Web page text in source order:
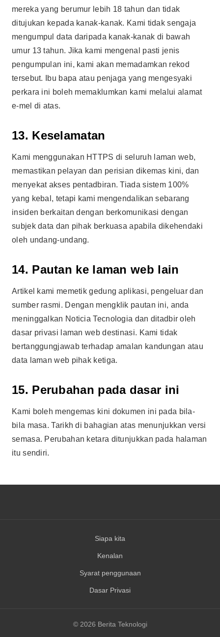
mereka yang berumur lebih 18 tahun dan tidak
ditujukan kepada kanak-kanak. Kami tidak sengaja
mengumpul data daripada kanak-kanak di bawah
umur 13 tahun. Jika kami mengenal pasti jenis
pengumpulan ini, kami akan memadamkan rekod
tersebut. Ibu bapa atau penjaga yang mengesyaki
perkara ini boleh memaklumkan kami melalui alamat
e-mel di atas.
13. Keselamatan
Kami menggunakan HTTPS di seluruh laman web,
memastikan pelayan dan perisian dikemas kini, dan
menyekat akses pentadbiran. Tiada sistem 100%
yang kebal, tetapi kami mengendalikan sebarang
insiden berkaitan dengan berkomunikasi dengan
subjek data dan pihak berkuasa apabila dikehendaki
oleh undang-undang.
14. Pautan ke laman web lain
Artikel kami memetik gedung aplikasi, pengeluar dan
sumber rasmi. Dengan mengklik pautan ini, anda
meninggalkan Noticia Tecnologia dan ditadbir oleh
dasar privasi laman web destinasi. Kami tidak
bertanggungjawab terhadap amalan kandungan atau
data laman web pihak ketiga.
15. Perubahan pada dasar ini
Kami boleh mengemas kini dokumen ini pada bila-
bila masa. Tarikh di bahagian atas menunjukkan versi
semasa. Perubahan ketara ditunjukkan pada halaman
itu sendiri.
Siapa kita
Kenalan
Syarat penggunaan
Dasar Privasi
© 2026 Berita Teknologi